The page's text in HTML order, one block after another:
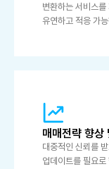
변환하는 서비스를
유연하고 적응 가
매매전략 향상
대중적인 신뢰를
업데이트를 필요